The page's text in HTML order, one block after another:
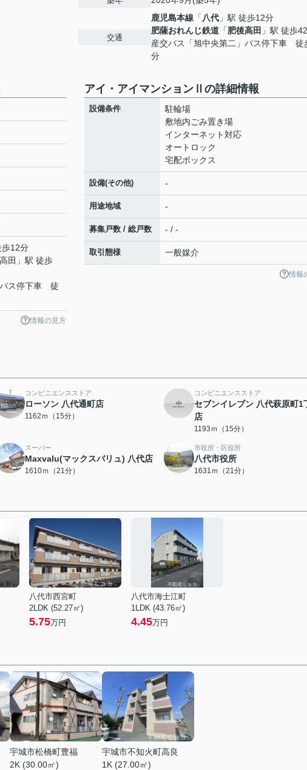
交通
鹿児島本線 「 八代 」駅 徒歩12分
肥薩おれんじ鉄道 「肥後高田 」駅 徒歩
産交バス「旭中央第二」バス停下車 徒
分
歩12分
田 」駅 徒歩
バス停下車 徒
情報の見方
アイ・アイマンションⅡの詳細情報
設備条件
駐輪場
敷地内ごみ置き場
インターネット対応
オートロック
宅配ボックス
設備(その他) -
用途地域 -
募集戸数 / 総戸数 - / -
取引態様 一般媒介
情報
コンビニエンスストア
ローソン 八代通町店
1162ｍ（15分）
コンビニエンスストア
セブンイレブン 八代萩原町1
店
1193ｍ（15分）
スーパー
Maxvalu(マックスバリュ) 八代店
1610ｍ（21分）
市役所・区役所
八代市役所
1631ｍ（21分）
八代市西宮町
2LDK (52.27㎡)
5.75万円
八代市海士江町
1LDK (43.76㎡)
4.45万円
宇城市松橋町豊福
2K (30.00㎡)
宇城市不知火町高良
1K (27.00㎡)